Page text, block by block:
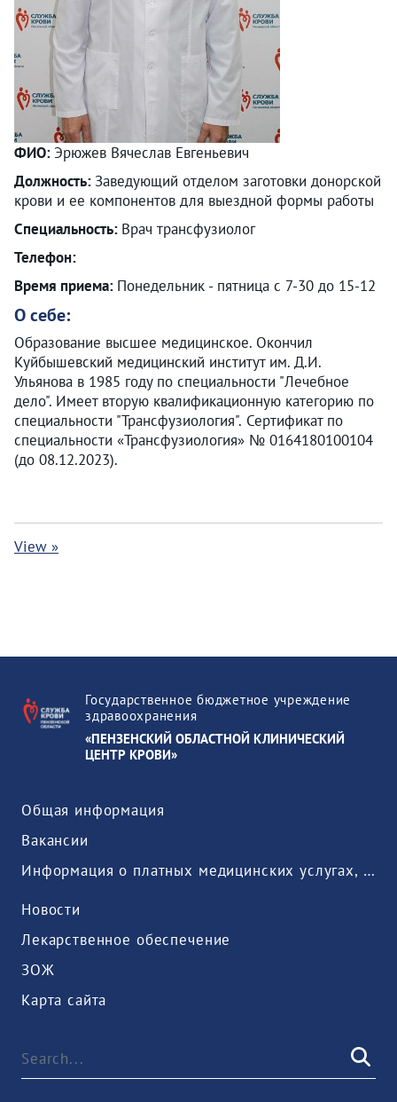
ФИО: Эрюжев Вячеслав Евгеньевич
Должность: Заведующий отделом заготовки донорской
крови и ее компонентов для выездной формы работы
Специальность: Врач трансфузиолог
Телефон:
Время приема: Понедельник - пятница с 7-30 до 15-12
О себе:
Образование высшее медицинское. Окончил
Куйбышевский медицинский институт им. Д.И.
Ульянова в 1985 году по специальности "Лечебное
дело". Имеет вторую квалификационную категорию по
специальности "Трансфузиология". Сертификат по
специальности «Трансфузиология» № 0164180100104
(до 08.12.2023).
View »
Государственное бюджетное учреждение
здравоохранения
«ПЕНЗЕНСКИЙ ОБЛАСТНОЙ КЛИНИЧЕСКИЙ
ЦЕНТР КРОВИ»
Общая информация
Вакансии
Информация о платных медицинских услугах, предоставляемых медицинской организацией
Новости
Лекарственное обеспечение
ЗОЖ
Карта сайта